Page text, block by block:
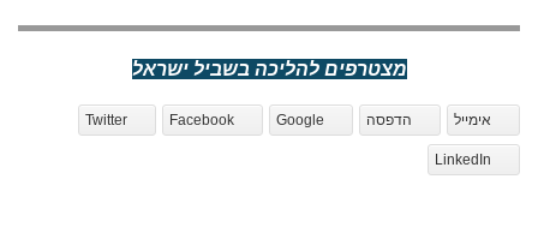
מצטרפים להליכה בשביל ישראל
אימייל הדפסה Google
Facebook
Twitter
LinkedIn